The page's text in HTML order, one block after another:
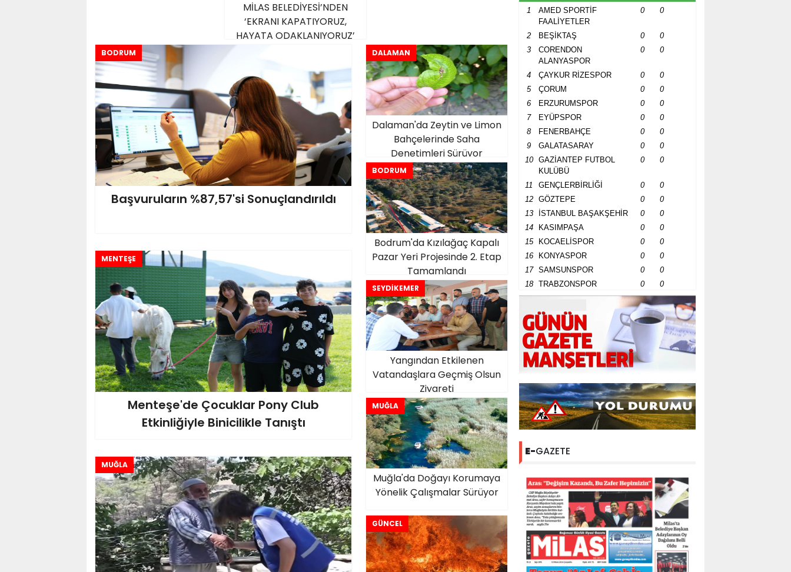
MİLAS BELEDİYESİ’NDEN
‘EKRANI KAPATIYORUZ,
HAYATA ODAKLANIYORUZ’
BODRUM
Başvuruların %87,57'si Sonuçlandırıldı
DALAMAN
Dalaman'da Zeytin ve Limon
Bahçelerinde Saha
Denetimleri Sürüyor
BODRUM
Bodrum'da Kızılağaç Kapalı
Pazar Yeri Projesinde 2. Etap
Tamamlandı
MENTEŞE
Menteşe'de Çocuklar Pony Club
Etkinliğiyle Binicilikle Tanıştı
SEYDİKEMER
Yangından Etkilenen
Vatandaşlara Geçmiş Olsun
Ziyareti
MUĞLA
Muğla'da Doğayı Korumaya
Yönelik Çalışmalar Sürüyor
MUĞLA
GÜNCEL
1
AMED SPORTİF
FAALİYETLER
0 0
2 BEŞİKTAŞ 0
0
3
CORENDON
ALANYASPOR
0 0
4 ÇAYKUR RİZESPOR 0
0
5
ÇORUM 0
0
6
ERZURUMSPOR 0
0
7
EYÜPSPOR 0
0
8
FENERBAHÇE 0
0
9
GALATASARAY 0
0
10
GAZİANTEP FUTBOL
KULÜBÜ
0 0
11 GENÇLERBİRLİĞİ 0
0
12
GÖZTEPE 0
0
13
İSTANBUL BAŞAKŞEHİR 0
0
14
KASIMPAŞA 0
0
15
KOCAELİSPOR 0
0
16
KONYASPOR 0
0
17
SAMSUNSPOR 0
0
18
TRABZONSPOR 0 0
E-GAZETE